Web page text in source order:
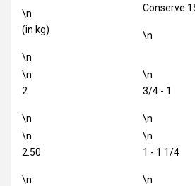
\n
(in kg)
\n
Conserve
\n
\n
2
\n
\n
3/4 - 1
\n
\n
2.50
\n
\n
1 - 1 1/4
\n